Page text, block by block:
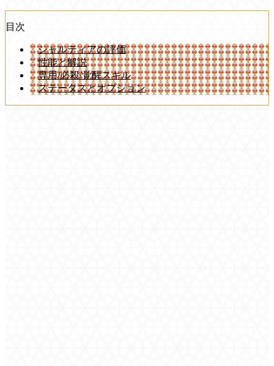
目次
シャルティアの評価
性能と解説
専用/必殺/覚醒スキル
ステータスとオプション